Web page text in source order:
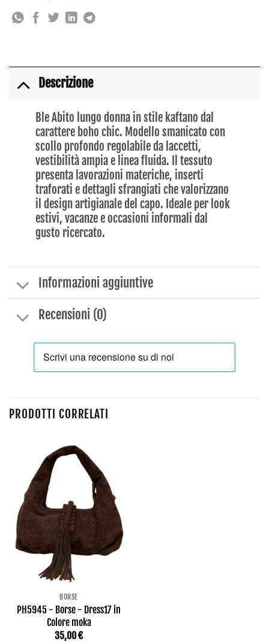
Descrizione
Ble Abito lungo donna in stile kaftano dal
carattere boho chic. Modello smanicato con
scollo profondo regolabile da laccetti,
vestibilità ampia e linea fluida. Il tessuto
presenta lavorazioni materiche, inserti
traforati e dettagli sfrangiati che valorizzano
il design artigianale del capo. Ideale per look
estivi, vacanze e occasioni informali dal
gusto ricercato.
Informazioni aggiuntive
Recensioni (0)
PRODOTTI CORRELATI
BORSE
PH5945 - Borse - Dress17 in
Colore moka
35,00€